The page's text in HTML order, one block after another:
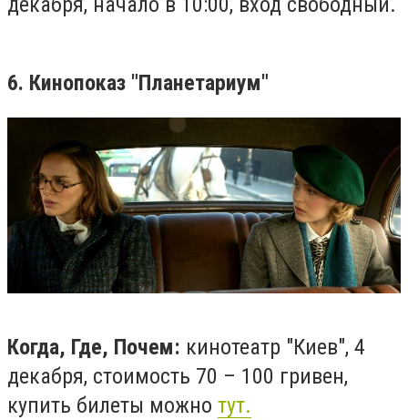
6. Кинопоказ "Планетариум"
Когда, Где, Почем: кинотеатр "Киев", 4
декабря, стоимость 70 – 100 гривен,
купить билеты можно тут.